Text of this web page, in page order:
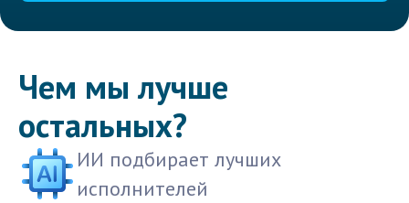
Чем мы лучше
остальных?
ИИ подбирает лучших
исполнителей